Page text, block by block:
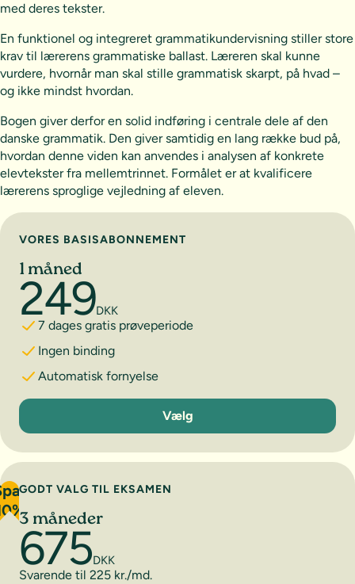
med deres tekster.
En funktionel og integreret grammatikundervisning stiller store
krav til lærerens grammatiske ballast. Læreren skal kunne
vurdere, hvornår man skal stille grammatisk skarpt, på hvad –
og ikke mindst hvordan.
Bogen giver derfor en solid indføring i centrale dele af den
danske grammatik. Den giver samtidig en lang række bud på,
hvordan denne viden kan anvendes i analysen af konkrete
elevtekster fra mellemtrinnet. Formålet er at kvalificere
lærerens sproglige vejledning af eleven.
Vælg abonnement
VORES BASISABONNEMENT
1 måned
249DKK
7 dages gratis prøveperiode
Ingen binding
Automatisk fornyelse
1 måned
Vælg
GODT VALG TIL EKSAMEN
3 måneder
675DKK
Svarende til 225 kr./md.